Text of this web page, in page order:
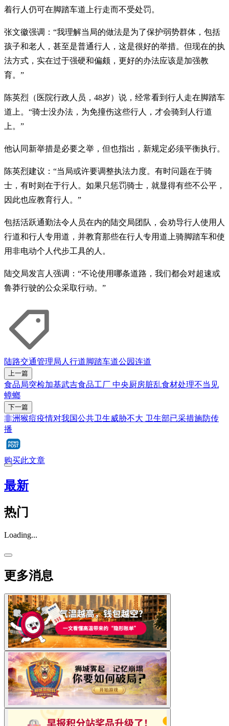
着行人仍可在脚踏车道上行走而不受处罚。
张文徽强调：“我理解当局的做法是为了保护弱势群体，包括
孩子和老人，甚至是普通行人，这是很好的举措。但现在的执
法方式，实在过于强硬和偏颇，更好的办法应该是加强教
育。”
陈英烈（医院行政人员，48岁）说，经常看到行人走在脚踏车
道上。“骑士没办法，为免撞伤这些行人，才会骑到人行道
上。”
他认同新举措是必要之举，但也指出，新规定必须平衡执行。
陈英烈建议：“当局或许要调整执法力度。有时问题在于骑
士，有时则在于行人。如果只惩罚骑士，就显得有些不公平，
因此也应教育行人。”
包括活跃通勤法令人员在内的陆交局团队，会劝导行人使用人
行道和行人专用道，并教育那些在行人专用道上骑脚踏车和使
用非电动个人代步工具的人。
陆交局发言人强调：“不论使用哪条道路，我们都会对超速或
鲁莽行驶的公众采取行动。”
陆路交通管理局 人行道脚踏车道公园连道
上一篇
食品局突检加基武吉食品工厂 中央厨房脏乱食材处理不当见
蟑螂
下一篇
非洲猴痘疫情对我国公共卫生威胁不大 卫生部已采措施防传
播
购买此文章
最新
热门
Loading...
更多消息